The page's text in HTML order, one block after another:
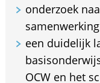
onderzoek
een duidelijk
OCW en het